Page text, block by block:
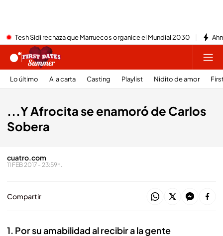
Tesh Sidi rechaza que Marruecos organice el Mundial 2030
Lo último A la carta Casting Playlist Nidito de amor
...Y Afrocita se enamoró de Carlos
Sobera
cuatro.com
11 FEB 2017 - 23:59h.
Compartir
1. Por su amabilidad al recibir a la gente